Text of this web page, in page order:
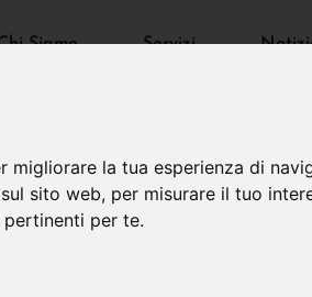
la tua esperienza di
sito web, per misurare il tuo
pertinenti per te.
Siamo Servizi